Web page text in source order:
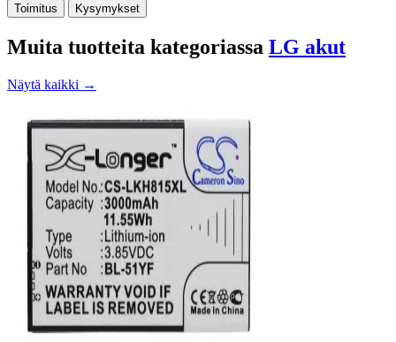
Toimitus
Kysymykset
Muita tuotteita kategoriassa LG akut
Näytä kaikki →